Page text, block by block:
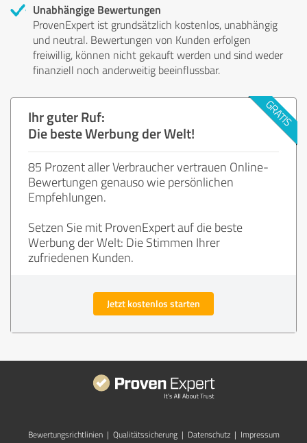
Unabhängige Bewertungen
ProvenExpert ist grundsätzlich kostenlos, unabhängig
und neutral. Bewertungen von Kunden erfolgen
freiwillig, können nicht gekauft werden und sind weder
finanziell noch anderweitig beeinflussbar.
Ihr guter Ruf:
Die beste Werbung der Welt!
85 Prozent aller Verbraucher vertrauen Online-
Bewertungen genauso wie persönlichen
Empfehlungen.
Setzen Sie mit ProvenExpert auf die beste
Werbung der Welt: Die Stimmen Ihrer
zufriedenen Kunden.
Jetzt kostenlos starten
Bewertungs­richtlinien | Qualitätssicherung | Datenschutz | Impressum